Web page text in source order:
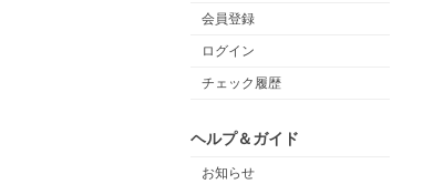
会員登録
ログイン
チェック履歴
ヘルプ＆ガイド
お知らせ